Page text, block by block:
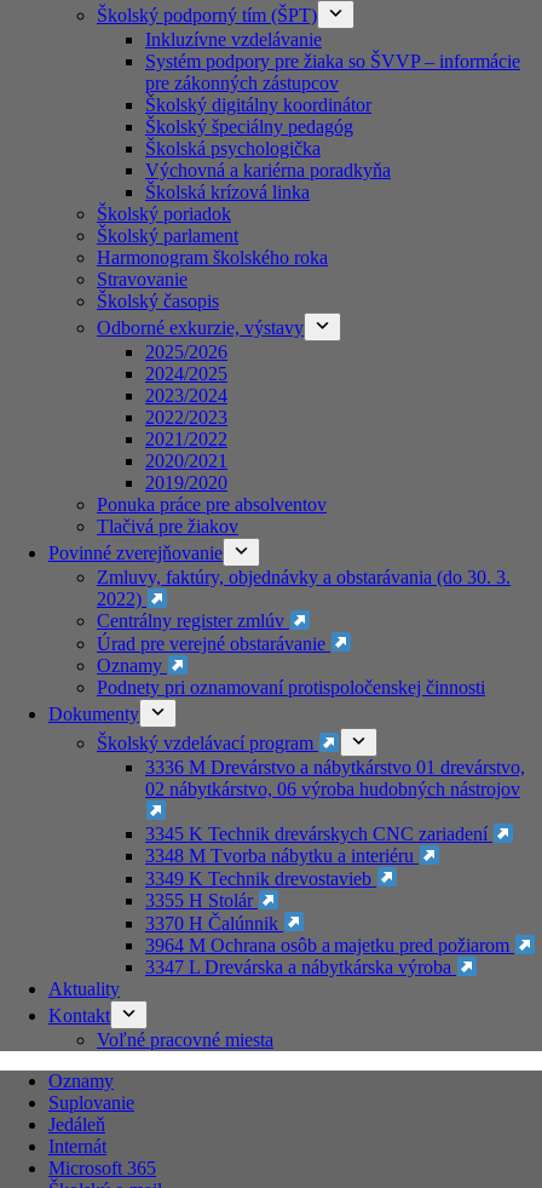
Školský podporný tím (ŠPT)
Inkluzívne vzdelávanie
Systém podpory pre žiaka so ŠVVP – informácie
pre zákonných zástupcov
Školský digitálny koordinátor
Školský špeciálny pedagóg
Školská psychologička
Výchovná a kariérna poradkyňa
Školská krízová linka
Školský poriadok
Školský parlament
Harmonogram školského roka
Stravovanie
Školský časopis
Odborné exkurzie, výstavy
2025/2026
2024/2025
2023/2024
2022/2023
2021/2022
2020/2021
2019/2020
Ponuka práce pre absolventov
Tlačivá pre žiakov
Povinné zverejňovanie
Zmluvy, faktúry, objednávky a obstarávania (do 30. 3.
2022)
Centrálny register zmlúv
Úrad pre verejné obstarávanie
Oznamy
Podnety pri oznamovaní protispoločenskej činnosti
Dokumenty
Školský vzdelávací program
3336 M Drevárstvo a nábytkárstvo 01 drevárstvo,
02 nábytkárstvo, 06 výroba hudobných nástrojov
3345 K Technik drevárskych CNC zariadení
3348 M Tvorba nábytku a interiéru
3349 K Technik drevostavieb
3355 H Stolár
3370 H Čalúnnik
3964 M Ochrana osôb a majetku pred požiarom
3347 L Drevárska a nábytkárska výroba
Aktuality
Kontakt
Voľné pracovné miesta
Oznamy
Suplovanie
Jedáleň
Internát
Microsoft 365